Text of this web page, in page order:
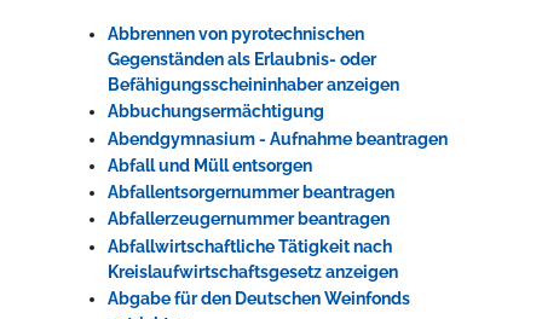
Wirtschaft
Rathaus
Service
Konzerte, Tagungen und vieles mehr
Abbrennen von pyrotechnischen
Gegenständen als Erlaubnis- oder
Befähigungsscheininhaber anzeigen
Abbuchungsermächtigung
Abendgymnasium - Aufnahme beantragen
Abfall und Müll entsorgen
Abfallentsorgernummer beantragen
Abfallerzeugernummer beantragen
Abfallwirtschaftliche Tätigkeit nach
Kreislaufwirtschaftsgesetz anzeigen
Abgabe für den Deutschen Weinfonds